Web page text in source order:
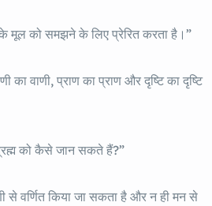
के मूल को समझने के लिए प्रेरित करता है।”
का वाणी, प्राण का प्राण और दृष्टि का दृष्टि
को कैसे जान सकते हैं?”
से वर्णित किया जा सकता है और न ही मन से